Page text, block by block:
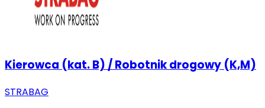
Kierowca (kat. B) / Robotnik drogowy (K,M)
STRABAG